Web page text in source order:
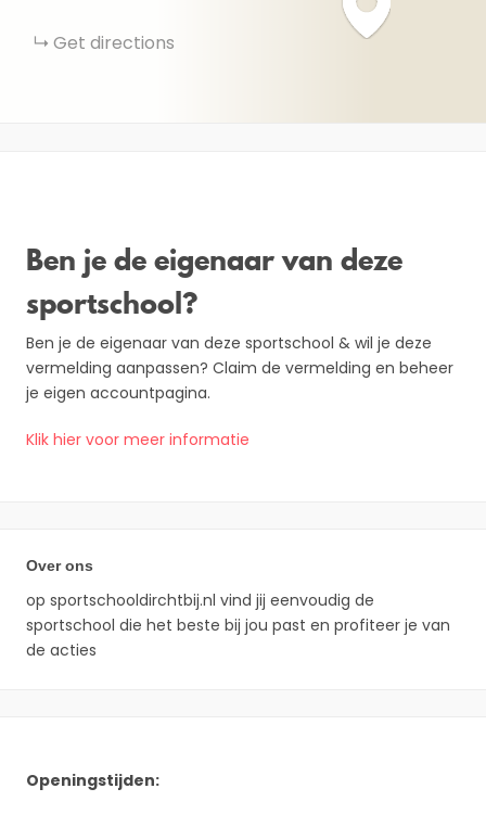
Get directions
Ben je de eigenaar van deze
sportschool?
Ben je de eigenaar van deze sportschool & wil je deze
vermelding aanpassen? Claim de vermelding en beheer
je eigen accountpagina.
Klik hier voor meer informatie
Over ons
op sportschooldirchtbij.nl vind jij eenvoudig de
sportschool die het beste bij jou past en profiteer je van
de acties
Openingstijden: